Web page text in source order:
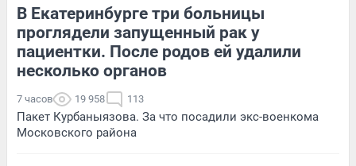
В Екатеринбурге три больницы
проглядели запущенный рак у
пациентки. После родов ей удалили
несколько органов
7 часов 19 958 113
Пакет Курбаныязова. За что посадили экс-военкома
Московского района